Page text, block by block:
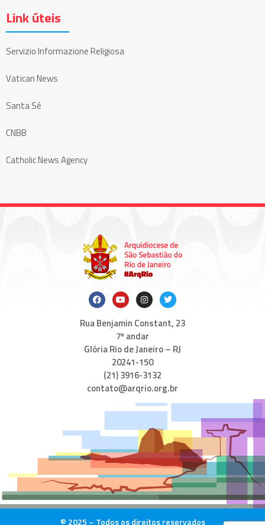
Link úteis
Servizio Informazione Religiosa
Vatican News
Santa Sé
CNBB
Catholic News Agency
Rua Benjamin Constant, 23
7º andar
Glória Rio de Janeiro – RJ
20241-150
(21) 3916-3132
contato@arqrio.org.br
© 2025 – Todos os direitos reservados